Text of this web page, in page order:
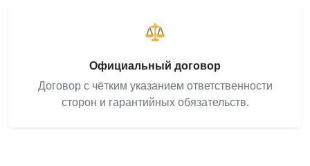
Официальный договор
Договор с чётким указанием ответственности
сторон и гарантийных обязательств.